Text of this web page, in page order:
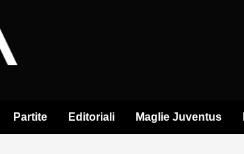
Partite Editoriali Maglie Juventus